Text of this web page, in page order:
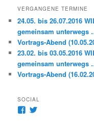
VERGANGENE TERMINE
24.05. bis 26.07.2016
gemeinsam unterwegs
Vortrags-Abend
23.02. bis 03.05.2016
gemeinsam unterwegs
Vortrags-Abend
SOCIAL
ProfilProfil